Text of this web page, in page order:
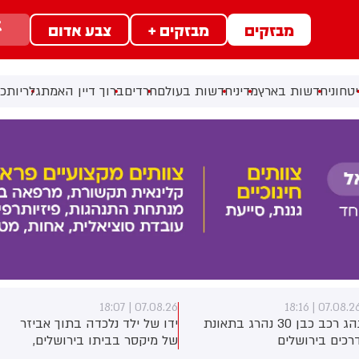
מבזקים מבזקים + צבע אדום
חדשות בארץמדיניחדשות בעולםחרדיםברוך דיין האמתגלריות
07.08.26 |
נהג רכב כבן 30 נהרג בתאונת
בירושלים
07.08.26 | 18:07
ידו של ילד נלכדה בתוך אביזר
של מיקסר בביתו בירושלים,